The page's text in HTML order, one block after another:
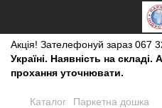
Акція! Зателефонуй зараз 067
Україні. Наявність на складі.
прохання уточнювати.
Каталог Паркетна дошка